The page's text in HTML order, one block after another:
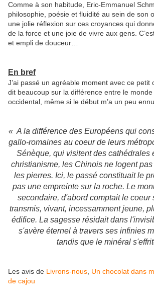
Comme à son habitude, Eric-Emmanuel
philosophie, poésie et fluidité au sein de son
une jolie réflexion sur ces croyances qui
de la force et une joie de vivre aux gens.
et empli de douceur…
En bref
J’ai passé un agréable moment avec ce petit
dit beaucoup sur la différence entre le
occidental, même si le début m’a un peu
« A la différence des Européens qui
gallo-romaines au coeur de leurs
Sénèque, qui visitent des cathédrales
christianisme, les Chinois ne logent
les pierres. Ici, le passé constituait le
pas une empreinte sur la roche. Le
secondaire, d'abord comptait le coeur
transmis, vivant, incessamment jeune,
édifice. La sagesse résidait dans
s'avère éternel à travers ses infinies
tandis que le minéral
Les avis de Livrons-nous Un chocolat dans
de cajou